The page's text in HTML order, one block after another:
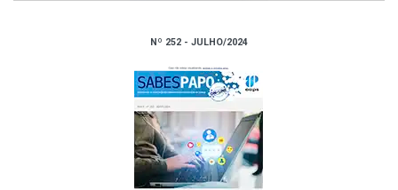
Nº 252 - JULHO/2024